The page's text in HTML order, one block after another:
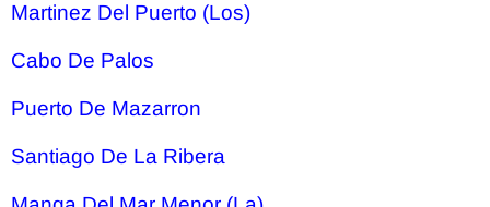
Martinez Del Puerto (Los)
Cabo De Palos
Puerto De Mazarron
Santiago De La Ribera